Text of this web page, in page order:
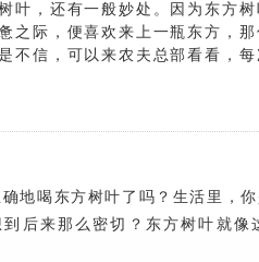
叶，还有一般妙处。因为东方
之际，便喜欢来上一瓶东方，
不信，可以来农夫总部看看，
地喝东方树叶了吗？生活里，
后来那么密切？东方树叶就像